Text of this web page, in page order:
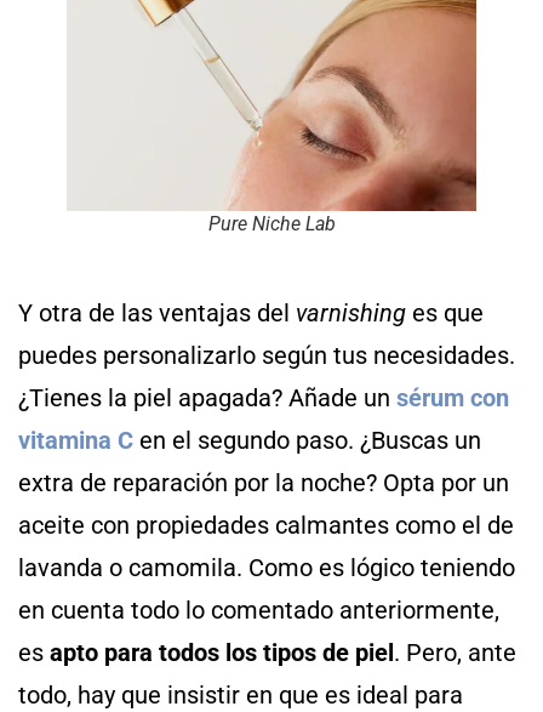
Pure Niche Lab
Y otra de las ventajas del varnishing es que
puedes personalizarlo según tus necesidades.
¿Tienes la piel apagada? Añade un sérum con
vitamina C en el segundo paso. ¿Buscas un
extra de reparación por la noche? Opta por un
aceite con propiedades calmantes como el de
lavanda o camomila. Como es lógico teniendo
en cuenta todo lo comentado anteriormente,
es apto para todos los tipos de piel. Pero, ante
todo, hay que insistir en que es ideal para